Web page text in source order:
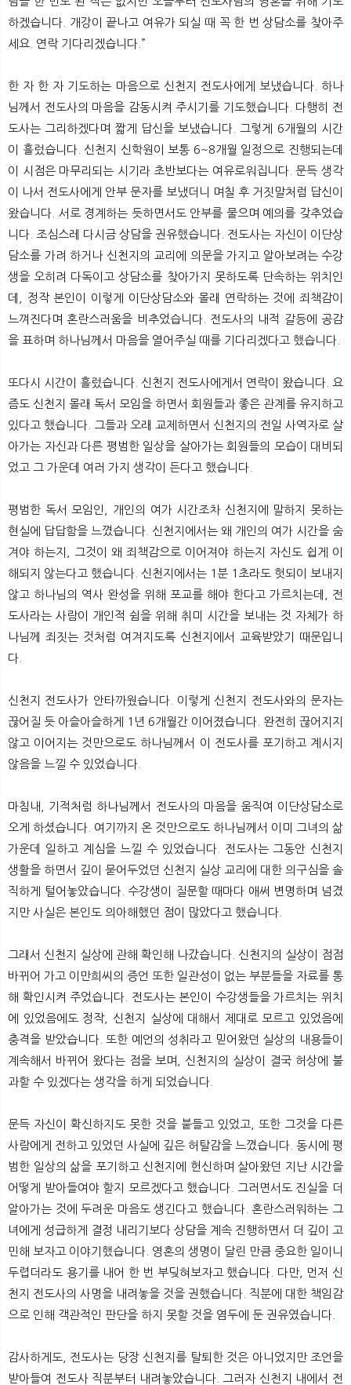
하겠습니다. 개강이 끝나고 여유가 되실 때 꼭 한 번 상담소를 찾아주
세요. 연락 기다리겠습니다.”
한 자 한 자 기도하는 마음으로 신천지 전도사에게 보냈습니다. 하나
님께서 전도사의 마음을 감동시켜 주시기를 기도했습니다. 다행히 전
도사는 그리하겠다며 짧게 답신을 보냈습니다. 그렇게 6개월의 시간
이 흘렀습니다. 신천지 신학원이 보통 6~8개월 일정으로 진행되는데
이 시점은 마무리되는 시기라 초반보다는 여유로워집니다. 문득 생각
이 나서 전도사에게 안부 문자를 보냈더니 며칠 후 거짓말처럼 답신이
왔습니다. 서로 경계하는 듯하면서도 안부를 물으며 예의를 갖추었습
니다. 조심스레 다시금 상담을 권유했습니다. 전도사는 자신이 이단상
담소를 가려 하거나 신천지의 교리에 의문을 가지고 알아보려는 수강
생을 오히려 다독이고 상담소를 찾아가지 못하도록 단속하는 위치인
데, 정작 본인이 이렇게 이단상담소와 몰래 연락하는 것에 죄책감이
느껴진다며 혼란스러움을 비추었습니다. 전도사의 내적 갈등에 공감
을 표하며 하나님께서 마음을 열어주실 때를 기다리겠다고 했습니다.
또다시 시간이 흘렀습니다. 신천지 전도사에게서 연락이 왔습니다. 요
즘도 신천지 몰래 독서 모임을 하면서 회원들과 좋은 관계를 유지하고
있다고 했습니다. 그들과 오래 교제하면서 신천지의 전일 사역자로 살
아가는 자신과 다른 평범한 일상을 살아가는 회원들의 모습이 대비되
었고 그 가운데 여러 가지 생각이 든다고 했습니다.
평범한 독서 모임인, 개인의 여가 시간조차 신천지에 말하지 못하는
현실에 답답함을 느꼈습니다. 신천지에서는 왜 개인의 여가 시간을 숨
겨야 하는지, 그것이 왜 죄책감으로 이어져야 하는지 자신도 쉽게 이
해되지 않는다고 했습니다. 신천지에서는 1분 1초라도 헛되이 보내지
않고 하나님의 역사 완성을 위해 포교를 해야 한다고 가르치는데, 전
도사라는 사람이 개인적 쉼을 위해 취미 시간을 보내는 것 자체가 하
나님께 죄짓는 것처럼 여겨지도록 신천지에서 교육받았기 때문입니
다.
신천지 전도사가 안타까웠습니다. 이렇게 신천지 전도사와의 문자는
끊어질 듯 아슬아슬하게 1년 6개월간 이어졌습니다. 완전히 끊어지지
않고 이어지는 것만으로도 하나님께서 이 전도사를 포기하고 계시지
않음을 느낄 수 있었습니다.
마침내, 기적처럼 하나님께서 전도사의 마음을 움직여 이단상담소로
오게 하셨습니다. 여기까지 온 것만으로도 하나님께서 이미 그녀의 삶
가운데 일하고 계심을 느낄 수 있었습니다. 전도사는 그동안 신천지
생활을 하면서 깊이 묻어두었던 신천지 실상 교리에 대한 의구심을 솔
직하게 털어놓았습니다. 수강생이 질문할 때마다 애써 변명하며 넘겼
지만 사실은 본인도 의아해했던 점이 많았다고 했습니다.
그래서 신천지 실상에 관해 확인해 나갔습니다. 신천지의 실상이 점점
바뀌어 가고 이만희씨의 증언 또한 일관성이 없는 부분들을 자료를 통
해 확인시켜 주었습니다. 전도사는 본인이 수강생들을 가르치는 위치
에 있었음에도 정작, 신천지 실상에 대해서 제대로 모르고 있었음에
충격을 받았습니다. 또한 예언의 성취라고 믿어왔던 실상의 내용들이
계속해서 바뀌어 왔다는 점을 보며, 신천지의 실상이 결국 허상에 불
과할 수 있겠다는 생각을 하게 되었습니다.
문득 자신이 확신하지도 못한 것을 붙들고 있었고, 또한 그것을 다른
사람에게 전하고 있었던 사실에 깊은 허탈감을 느꼈습니다. 동시에 평
범한 일상의 삶을 포기하고 신천지에 헌신하며 살아왔던 지난 시간을
어떻게 받아들여야 할지 모르겠다고 했습니다. 그러면서도 진실을 더
알아가는 것에 두려운 마음도 생긴다고 했습니다. 혼란스러워하는 그
녀에게 성급하게 결정 내리기보다 상담을 계속 진행하면서 더 깊이 고
민해 보자고 이야기했습니다. 영혼의 생명이 달린 만큼 중요한 일이니
두렵더라도 용기를 내어 한 번 부딪혀보자고 했습니다. 다만, 먼저 신
천지 전도사의 사명을 내려놓을 것을 권했습니다. 직분에 대한 책임감
으로 인해 객관적인 판단을 하지 못할 것을 염두에 둔 권유였습니다.
감사하게도, 전도사는 당장 신천지를 탈퇴한 것은 아니었지만 조언을
받아들여 전도사 직분부터 내려놓았습니다. 그러자 신천지 내에서 전